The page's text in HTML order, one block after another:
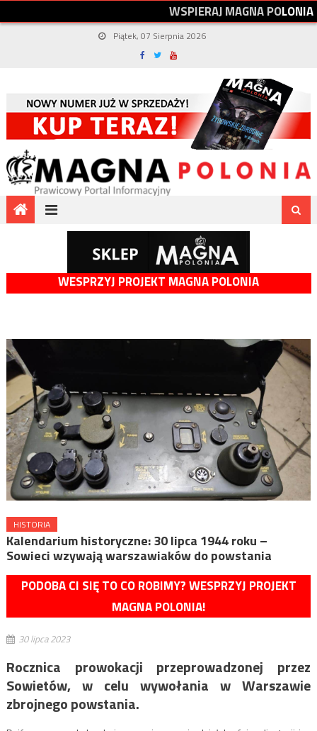
WSPIERAJMAGNAPOLONIA
Piątek, 07 Sierpnia 2026
WESPRZYJ PROJEKT MAGNA POLONIA
HISTORIA
Kalendarium historyczne: 30 lipca 1944 roku –
Sowieci wzywają warszawiaków do powstania
PODOBA CI SIĘ TO CO ROBIMY? WESPRZYJ PROJEKT
MAGNA POLONIA!
30 lipca 2023
Rocznica prowokacji przeprowadzonej przez
Sowietów, w celu wywołania w Warszawie
zbrojnego powstania.